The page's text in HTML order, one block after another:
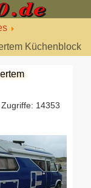
Küchenblock
Zugriffe: 14353